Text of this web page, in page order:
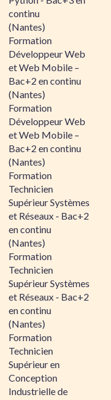
continu
(Nantes)
Formation
Développeur Web
et Web Mobile –
Bac+2 en continu
(Nantes)
Formation
Développeur Web
et Web Mobile –
Bac+2 en continu
(Nantes)
Formation
Technicien
Supérieur Systèmes
et Réseaux - Bac+2
en continu
(Nantes)
Formation
Technicien
Supérieur Systèmes
et Réseaux - Bac+2
en continu
(Nantes)
Formation
Technicien
Supérieur en
Conception
Industrielle de